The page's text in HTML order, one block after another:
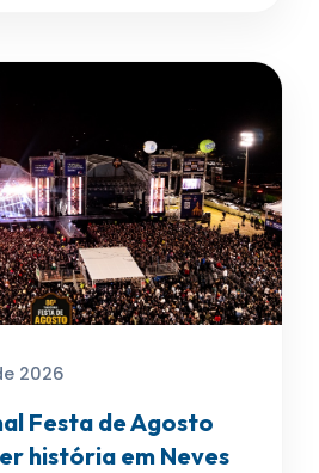
2026
Festa de Agosto
história em Neves